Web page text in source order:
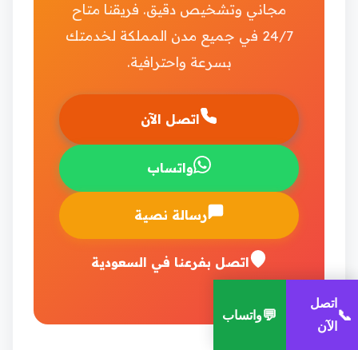
مجاني وتشخيص دقيق. فريقنا متاح
24/7 في جميع مدن المملكة لخدمتك
بسرعة واحترافية.
اتصل الآن
واتساب
رسالة نصية
اتصل بفرعنا في السعودية
📞
اتصل
الآن
💬واتساب